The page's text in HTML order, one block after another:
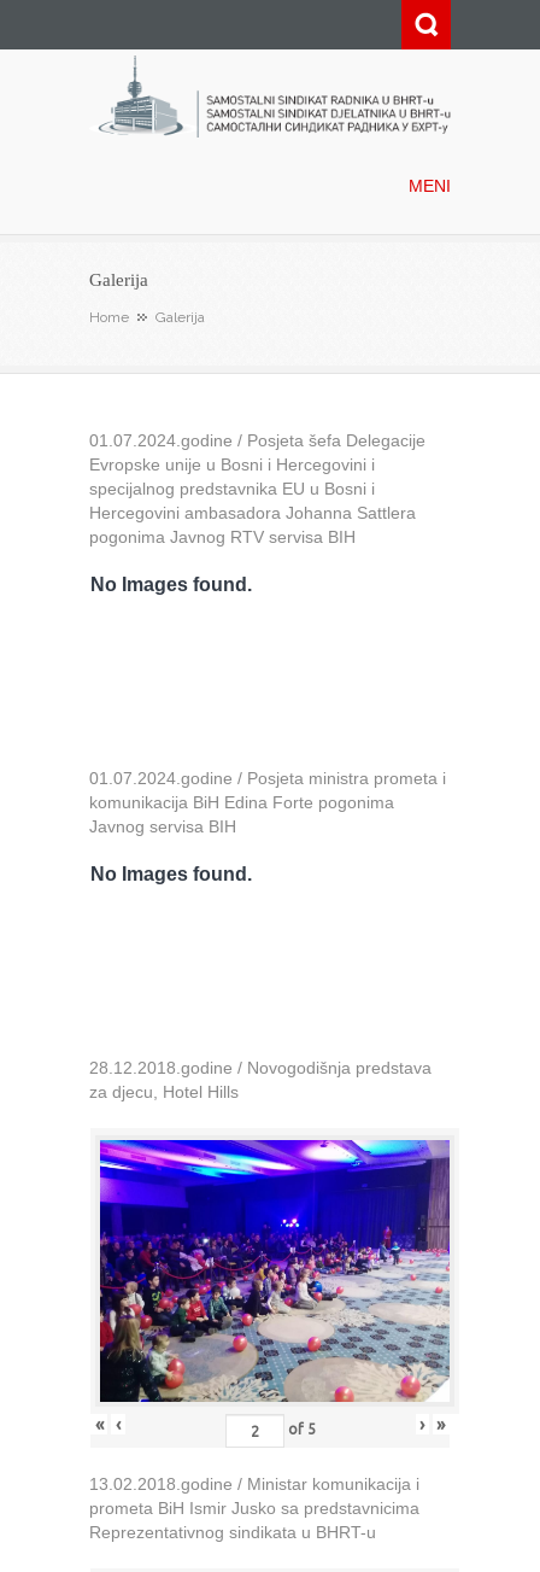
MENI
Galerija
Home Galerija
01.07.2024.godine / Posjeta šefa Delegacije
Evropske unije u Bosni i Hercegovini i
specijalnog predstavnika EU u Bosni i
Hercegovini ambasadora Johanna Sattlera
pogonima Javnog RTV servisa BIH
No Images found.
01.07.2024.godine / Posjeta ministra prometa i
komunikacija BiH Edina Forte pogonima
Javnog servisa BIH
No Images found.
28.12.2018.godine / Novogodišnja predstava
za djecu, Hotel Hills
« ‹ of 5 › »
13.02.2018.godine / Ministar komunikacija i
prometa BiH Ismir Jusko sa predstavnicima
Reprezentativnog sindikata u BHRT-u